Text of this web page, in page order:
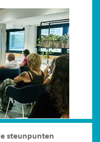
steunpunten